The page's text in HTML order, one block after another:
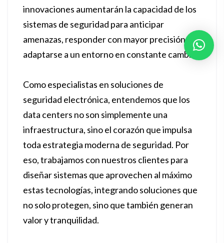
innovaciones aumentarán la capacidad de los
sistemas de seguridad para anticipar
amenazas, responder con mayor precisión y
adaptarse a un entorno en constante cambio.
Como especialistas en soluciones de
seguridad electrónica, entendemos que los
data centers no son simplemente una
infraestructura, sino el corazón que impulsa
toda estrategia moderna de seguridad. Por
eso, trabajamos con nuestros clientes para
diseñar sistemas que aprovechen al máximo
estas tecnologías, integrando soluciones que
no solo protegen, sino que también generan
valor y tranquilidad.